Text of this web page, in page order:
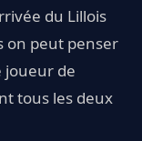
du Lillois
on peut penser
joueur de
tous les deux